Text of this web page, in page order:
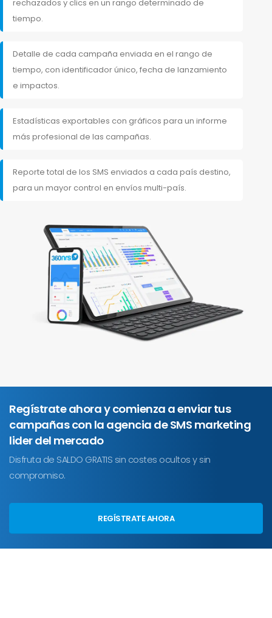
rechazados y clics en un rango determinado de
tiempo.
Detalle de cada campaña enviada en el rango de
tiempo, con identificador único, fecha de lanzamiento
e impactos.
Estadísticas exportables con gráficos para un informe
más profesional de las campañas.
Reporte total de los SMS enviados a cada país destino,
para un mayor control en envíos multi-país.
Regístrate ahora y comienza a enviar tus
campañas con la agencia de SMS marketing
lider del mercado
Disfruta de SALDO GRATIS sin costes ocultos y sin
compromiso.
REGÍSTRATE AHORA